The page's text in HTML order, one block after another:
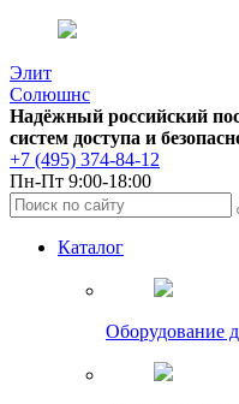
Элит
Солюшнс
Надёжный российский
систем доступа и
+7 (495) 374-84-12
Пн-Пт 9:00-18:00
Каталог
Оборудование